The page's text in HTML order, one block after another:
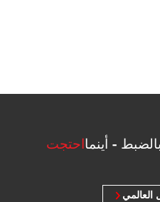
- أينمااحتجت
العالمي